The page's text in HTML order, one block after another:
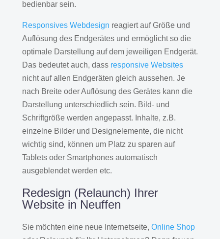
bedienbar sein.
Responsives Webdesign reagiert auf Größe und
Auflösung des Endgerätes und ermöglicht so die
optimale Darstellung auf dem jeweiligen Endgerät.
Das bedeutet auch, dass responsive Websites
nicht auf allen Endgeräten gleich aussehen. Je
nach Breite oder Auflösung des Gerätes kann die
Darstellung unterschiedlich sein. Bild- und
Schriftgröße werden angepasst. Inhalte, z.B.
einzelne Bilder und Designelemente, die nicht
wichtig sind, können um Platz zu sparen auf
Tablets oder Smartphones automatisch
ausgeblendet werden etc.
Redesign (Relaunch) Ihrer
Website in Neuffen
Sie möchten eine neue Internetseite, Online Shop